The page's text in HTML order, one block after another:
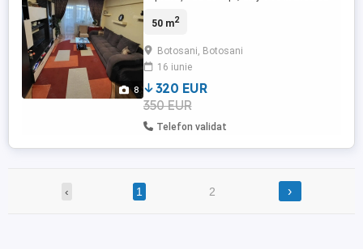
8
condiționat, in zona Primaverii
50 m2
Botosani, Botosani
16 iunie
320 EUR
350 EUR
Telefon validat
‹ 1 2 ›